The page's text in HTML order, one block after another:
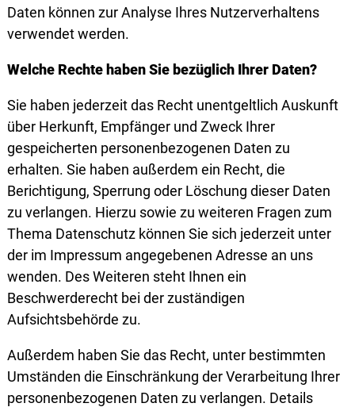
Daten können zur Analyse Ihres Nutzerverhaltens
verwendet werden.
Welche Rechte haben Sie bezüglich Ihrer Daten?
Sie haben jederzeit das Recht unentgeltlich Auskunft
über Herkunft, Empfänger und Zweck Ihrer
gespeicherten personenbezogenen Daten zu
erhalten. Sie haben außerdem ein Recht, die
Berichtigung, Sperrung oder Löschung dieser Daten
zu verlangen. Hierzu sowie zu weiteren Fragen zum
Thema Datenschutz können Sie sich jederzeit unter
der im Impressum angegebenen Adresse an uns
wenden. Des Weiteren steht Ihnen ein
Beschwerderecht bei der zuständigen
Aufsichtsbehörde zu.
Außerdem haben Sie das Recht, unter bestimmten
Umständen die Einschränkung der Verarbeitung Ihrer
personenbezogenen Daten zu verlangen. Details